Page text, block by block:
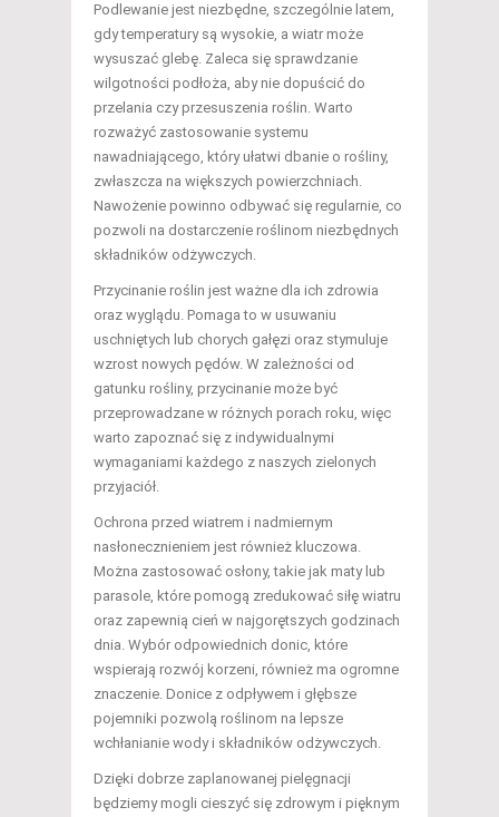
Podlewanie jest niezbędne, szczególnie latem,
gdy temperatury są wysokie, a wiatr może
wysuszać glebę. Zaleca się sprawdzanie
wilgotności podłoża, aby nie dopuścić do
przelania czy przesuszenia roślin. Warto
rozważyć zastosowanie systemu
nawadniającego, który ułatwi dbanie o rośliny,
zwłaszcza na większych powierzchniach.
Nawożenie powinno odbywać się regularnie, co
pozwoli na dostarczenie roślinom niezbędnych
składników odżywczych.
Przycinanie roślin jest ważne dla ich zdrowia
oraz wyglądu. Pomaga to w usuwaniu
uschniętych lub chorych gałęzi oraz stymuluje
wzrost nowych pędów. W zależności od
gatunku rośliny, przycinanie może być
przeprowadzane w różnych porach roku, więc
warto zapoznać się z indywidualnymi
wymaganiami każdego z naszych zielonych
przyjaciół.
Ochrona przed wiatrem i nadmiernym
nasłonecznieniem jest również kluczowa.
Można zastosować osłony, takie jak maty lub
parasole, które pomogą zredukować siłę wiatru
oraz zapewnią cień w najgorętszych godzinach
dnia. Wybór odpowiednich donic, które
wspierają rozwój korzeni, również ma ogromne
znaczenie. Donice z odpływem i głębsze
pojemniki pozwolą roślinom na lepsze
wchłanianie wody i składników odżywczych.
Dzięki dobrze zaplanowanej pielęgnacji
będziemy mogli cieszyć się zdrowym i pięknym